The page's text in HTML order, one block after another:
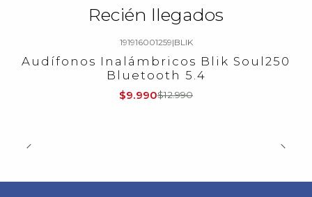
Recién llegados
-23%OFF
191916001259|BLIK
Audífonos Inalámbricos Blik Soul250
Bluetooth 5.4
$9.990$12.990